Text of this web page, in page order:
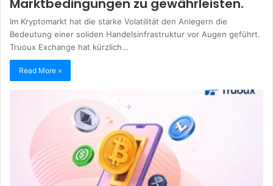
Marktbedingungen zu gewährleisten.
Im Kryptomarkt hat die starke Volatilität den Anlegern die
Bedeutung einer soliden Handelsinfrastruktur vor Augen geführt.
Truoux Exchange hat kürzlich…
Read More »